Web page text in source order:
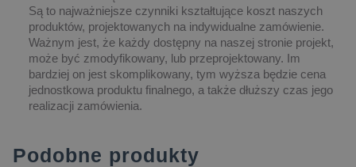
Są to najważniejsze czynniki kształtujące koszt naszych
produktów, projektowanych na indywidualne zamówienie.
Ważnym jest, że każdy dostępny na naszej stronie projekt,
może być zmodyfikowany, lub przeprojektowany. Im
bardziej on jest skomplikowany, tym wyższa będzie cena
jednostkowa produktu finalnego, a także dłuższy czas jego
realizacji zamówienia.
Podobne produkty